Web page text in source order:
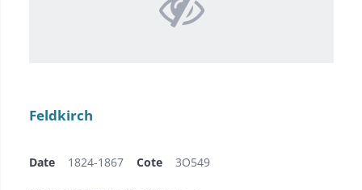
Feldkirch
Date 1824-1867 Cote 3O549